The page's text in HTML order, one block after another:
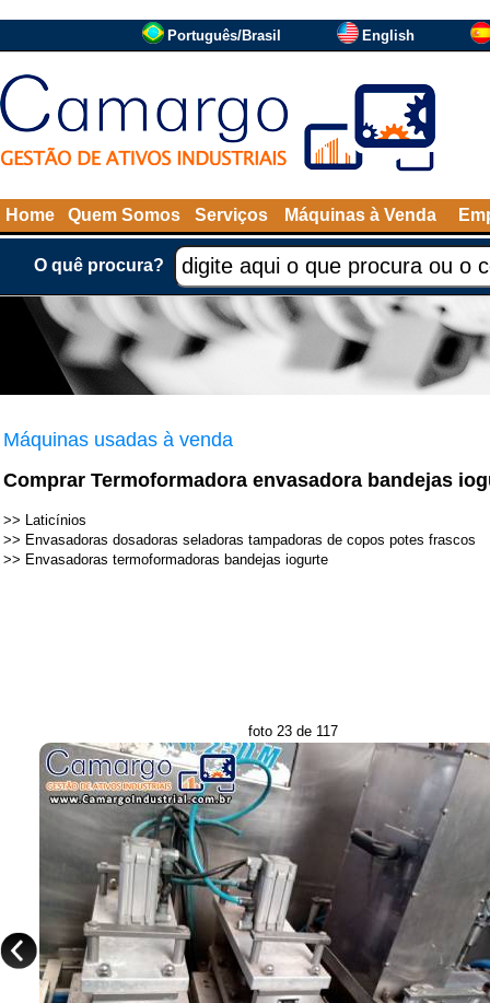
Português/Brasil English
Home Quem Somos Serviços Máquinas à Venda
O quê procura?
Máquinas usadas à venda
Comprar Termoformadora envasadora bandejas
>> Laticínios
>> Envasadoras dosadoras seladoras tampadoras de copos potes frascos
>> Envasadoras termoformadoras bandejas iogurte
foto 23 de 117